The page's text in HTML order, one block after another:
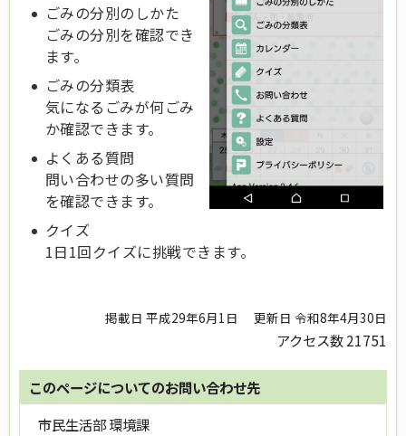
ごみの分別のしかた
ごみの分別を確認でき
ます。
ごみの分類表
気になるごみが何ごみ
か確認できます。
よくある質問
問い合わせの多い質問
を確認できます。
クイズ
1日1回クイズに挑戦できます。
掲載日 平成29年6月1日 更新日 令和8年4月30日
アクセス数21751
このページについてのお問い合わせ先
市民生活部 環境課